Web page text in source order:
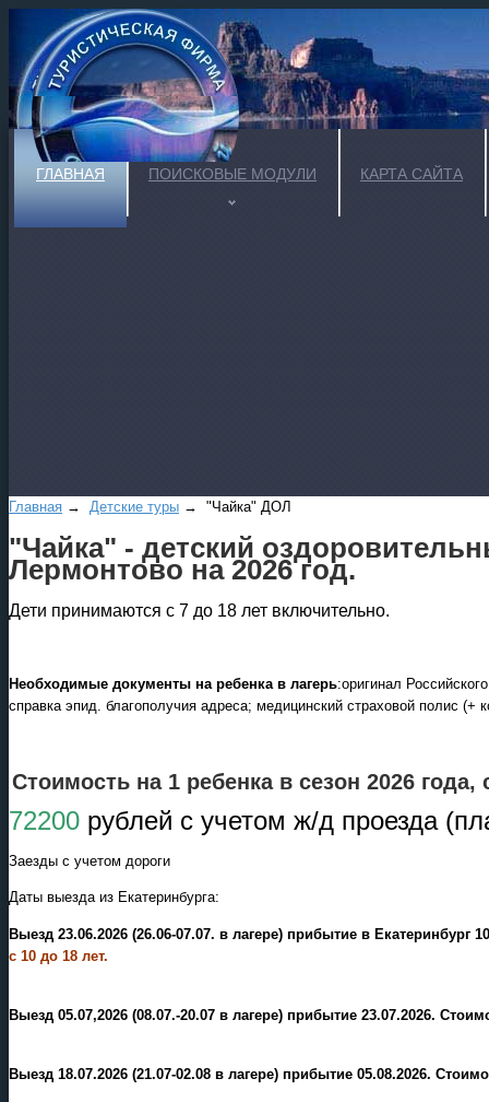
ГЛАВНАЯ ПОИСКОВЫЕ МОДУЛИ КАРТА САЙТА
Главная → Детские туры → "Чайка" ДОЛ
"Чайка" - детский
Лермонтово на 2026 год.
Дети принимаются с 7 до 18 лет включительно.
Необходимые документы на ребенка в лагерь:оригинал
справка эпид. благополучия адреса; медицинский страховой полис (+
Стоимость на 1 ребенка в сезон 2026
72200 рублей с учетом ж/д проезда
Заезды с учетом дороги
Даты выезда из Екатеринбурга:
Выезд 23.06.2026 (26.06-07.07. в лагере) прибытие в Екатеринбург
с 10 до 18 лет.
Выезд 05.07,2026 (08.07.-20.07 в лагере) прибытие 23.07.2026.
Выезд 18.07.2026 (21.07-02.08 в лагере) прибытие 05.08.2026.